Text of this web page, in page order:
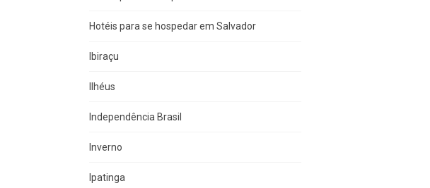
Hotéis para se hospedar em Salvador
Ibiraçu
Ilhéus
Independência Brasil
Inverno
Ipatinga